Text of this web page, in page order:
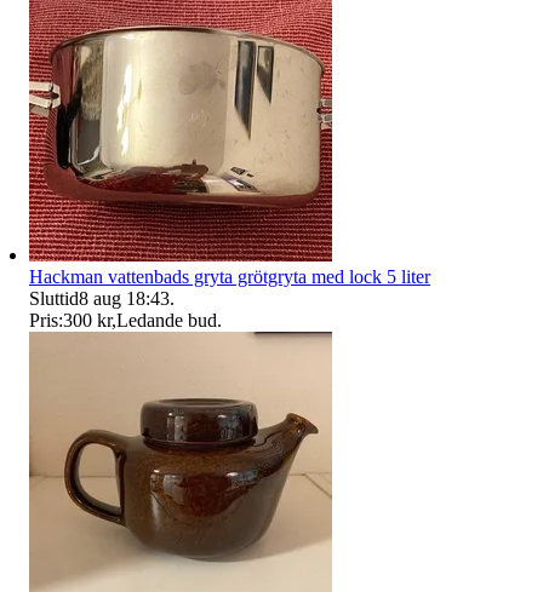
Hackman vattenbads gryta grötgryta med lock 5 liter
Sluttid8 aug 18:43.
Pris:300 kr,Ledande bud.